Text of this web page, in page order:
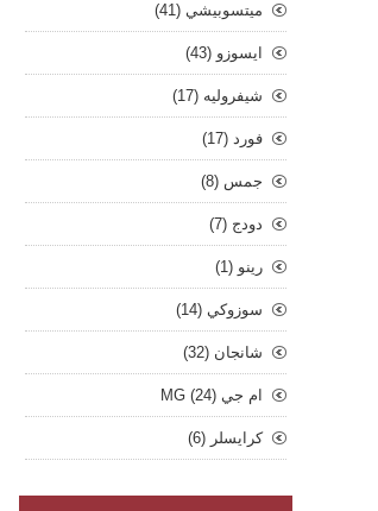
ميتسوبيشي (41)
ايسوزو (43)
شيفروليه (17)
فورد (17)
جمس (8)
دودج (7)
رينو (1)
سوزوكي (14)
شانجان (32)
ام جي MG (24)
كرايسلر (6)